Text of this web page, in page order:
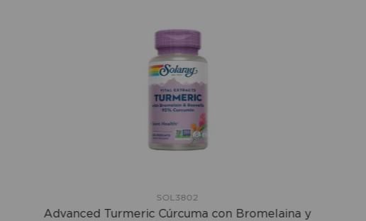
SOL3802
Advanced Turmeric Cúrcuma con Bromelaina y